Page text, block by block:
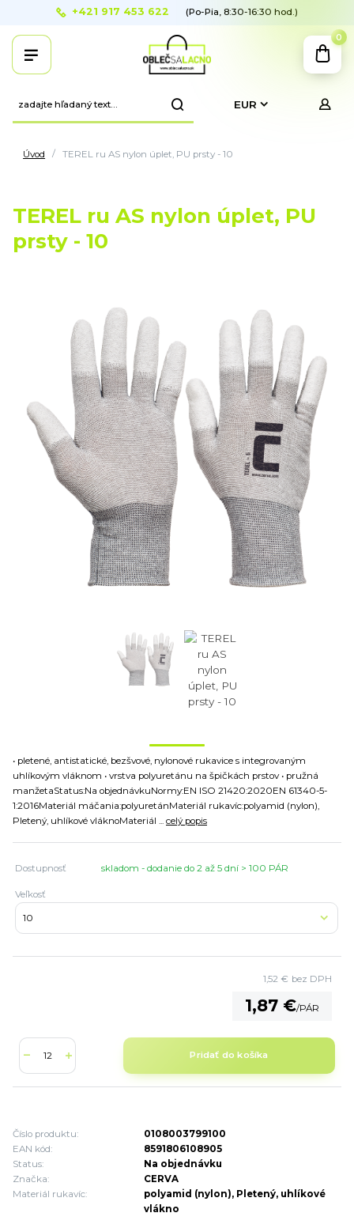
EUR
+421 917 453 622 (Po-Pia, 8:30-16:30 hod.)
0
Úvod TEREL ru AS nylon úplet, PU prsty - 10
TEREL ru AS nylon úplet, PU
prsty - 10
• pletené, antistatické, bezšvové, nylonové rukavice s integrovaným
uhlíkovým vláknom • vrstva polyuretánu na špičkách prstov • pružná
manžetaStatus:Na objednávkuNormy:EN ISO 21420:2020EN 61340-5-
1:2016Materiál máčania:polyuretánMateriál rukavíc:polyamid (nylon),
Pletený, uhlíkové vláknoMateriál ... celý popis
Dostupnosť skladom - dodanie do 2 až 5 dní > 100 PÁR
Veľkosť
1,87 €/PÁR
1,52 € bez DPH
Pridať do košíka
Číslo produktu:
0108003799100
EAN kód:
8591806108905
Status:
Na objednávku
Značka:
CERVA
Materiál rukavíc:
polyamid (nylon), Pletený, uhlíkové
vlákno